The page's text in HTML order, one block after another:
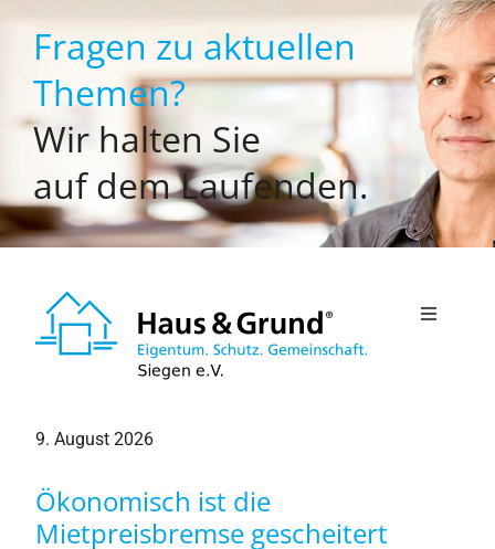
Inhalt
springenFragen zu aktuellen
Themen?
Wir halten Sie
auf dem Laufenden.
Toggle
Leistungen
9. August 2026
Ökonomisch ist die
Mietpreisbremse gescheitert